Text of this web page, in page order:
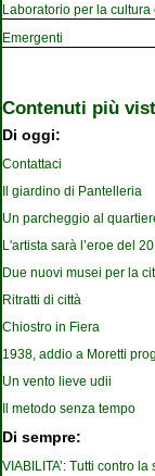
Laboratorio per la
Emergenti
Contenuti più
Di oggi:
Contattaci
Il giardino di Pantelleria
Un parcheggio al
L'artista sarà l’eroe del
Due nuovi musei per la
Ritratti di città
Chiostro in Fiera
1938, addio a Moretti
Un vento lieve udii
Il metodo senza tempo
Di sempre:
VIABILITA’: Tutti contro